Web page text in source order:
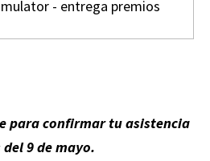
- entrega premios
para confirmar tu asistencia
9 de mayo.